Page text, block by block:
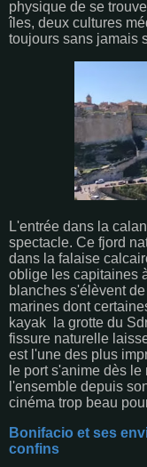
physique de se
îles, deux cultures
toujours sans jamais
L'entrée dans la
spectacle. Ce fjord
dans la falaise
oblige les capitaines
blanches s'élèvent
marines dont
kayak la grotte du
fissure naturelle
est l'une des plus
le port s'anime dès
l'ensemble depuis
cinéma trop beau
Bonifacio et ses
confins